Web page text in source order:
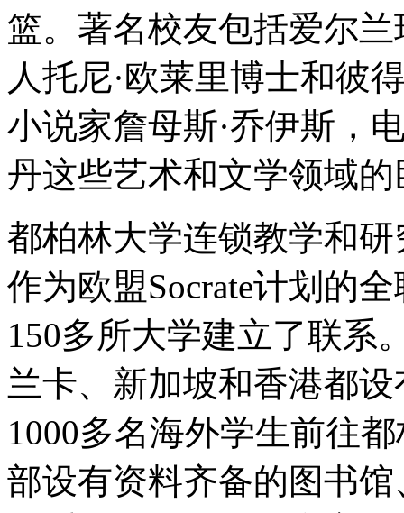
篮。著名校友包括爱尔
人托尼·欧莱里博士和彼
小说家詹母斯·乔伊斯，
丹这些艺术和文学领域的
都柏林大学连锁教学和
作为欧盟Socrate计划的
150多所大学建立了联系
兰卡、新加坡和香港都
1000多名海外学生前往
部设有资料齐备的图书